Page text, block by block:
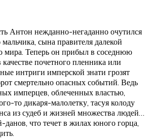
Антон нежданно-негаданно очутился
мальчика, сына правителя далекой
мира. Теперь он прибыл в соседнюю
почетного пленника или
интриги имперской знати грозят
смертельно опасных событий. Ведь
имперцев, облеченных властью,
то дикаря-малолетку, тасуя колоду
из судеб и жизней множества людей…
данов, что течет в жилах юного горца,